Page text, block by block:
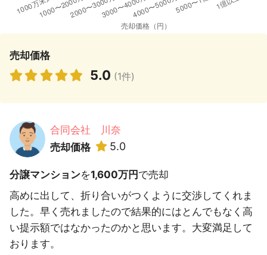
売却価格
5.0 (1件)
合同会社 川奈
売却価格
5.0
分譲マンションを1,600万円で売却
高めに出して、折り合いがつくように交渉してくれま
した。早く売れましたので結果的にはとんでもなく高
い提示額ではなかったのかと思います。大変満足して
おります。